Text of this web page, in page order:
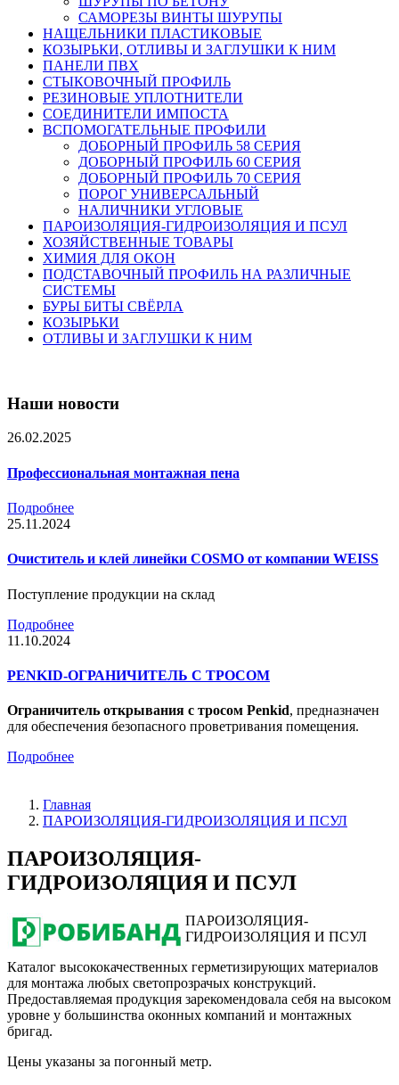
САМОРЕЗЫ ВИНТЫ ШУРУПЫ
НАЩЕЛЬНИКИ ПЛАСТИКОВЫЕ
КОЗЫРЬКИ, ОТЛИВЫ И ЗАГЛУШКИ К НИМ
ПАНЕЛИ ПВХ
СТЫКОВОЧНЫЙ ПРОФИЛЬ
РЕЗИНОВЫЕ УПЛОТНИТЕЛИ
СОЕДИНИТЕЛИ ИМПОСТА
ВСПОМОГАТЕЛЬНЫЕ ПРОФИЛИ
ДОБОРНЫЙ ПРОФИЛЬ 58 СЕРИЯ
ДОБОРНЫЙ ПРОФИЛЬ 60 СЕРИЯ
ДОБОРНЫЙ ПРОФИЛЬ 70 СЕРИЯ
ПОРОГ УНИВЕРСАЛЬНЫЙ
НАЛИЧНИКИ УГЛОВЫЕ
ПАРОИЗОЛЯЦИЯ-ГИДРОИЗОЛЯЦИЯ И ПСУЛ
ХОЗЯЙСТВЕННЫЕ ТОВАРЫ
ХИМИЯ ДЛЯ ОКОН
ПОДСТАВОЧНЫЙ ПРОФИЛЬ НА РАЗЛИЧНЫЕ
СИСТЕМЫ
БУРЫ БИТЫ СВЁРЛА
КОЗЫРЬКИ
ОТЛИВЫ И ЗАГЛУШКИ К НИМ
Наши новости
26.02.2025
Профессиональная монтажная пена
Подробнее
25.11.2024
Очиститель и клей линейки COSMO от компании WEISS
Поступление продукции на склад
Подробнее
11.10.2024
PENKID-ОГРАНИЧИТЕЛЬ С ТРОСОМ
Ограничитель открывания с тросом Penkid, предназначен
для обеспечения безопасного проветривания помещения.
Подробнее
Главная
ПАРОИЗОЛЯЦИЯ-ГИДРОИЗОЛЯЦИЯ И ПСУЛ
ПАРОИЗОЛЯЦИЯ-
ГИДРОИЗОЛЯЦИЯ И ПСУЛ
ПАРОИЗОЛЯЦИЯ-
ГИДРОИЗОЛЯЦИЯ И ПСУЛ
Каталог высококачественных герметизирующих материалов
для монтажа любых светопрозрачых конструкций.
Предоставляемая продукция зарекомендовала себя на высоком
уровне у большинства оконных компаний и монтажных
бригад.
Цены указаны за погонный метр.